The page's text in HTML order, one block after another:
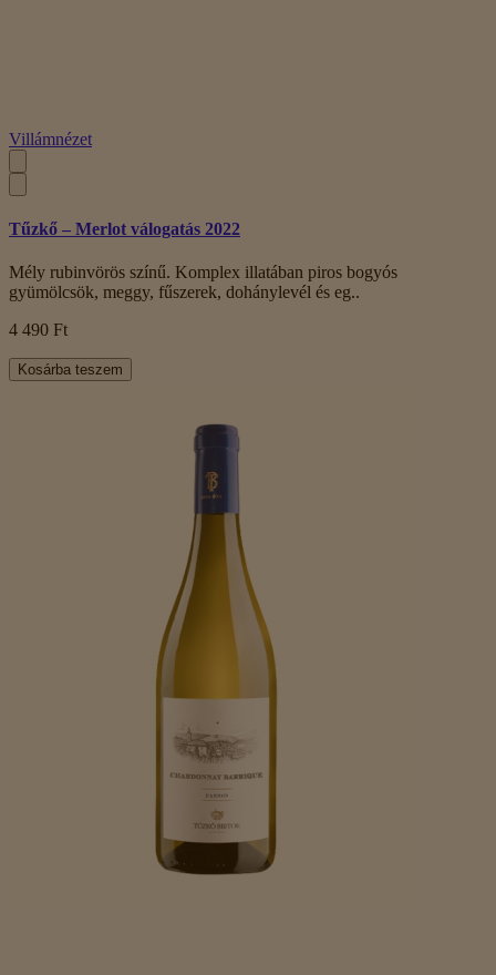
Villámnézet
Tűzkő – Merlot válogatás 2022
Mély rubinvörös színű. Komplex illatában piros bogyós
gyümölcsök, meggy, fűszerek, dohánylevél és eg..
4 490 Ft
Kosárba teszem